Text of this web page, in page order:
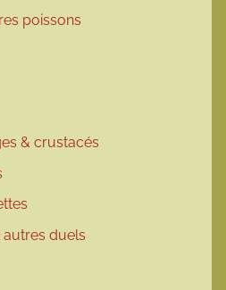
poissons
& crustacés
duels